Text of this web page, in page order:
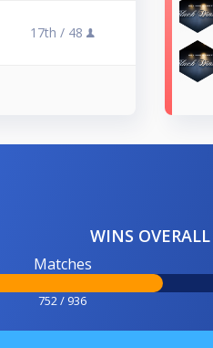
17th / 48
WINS OVERALL
Matches
752 / 936